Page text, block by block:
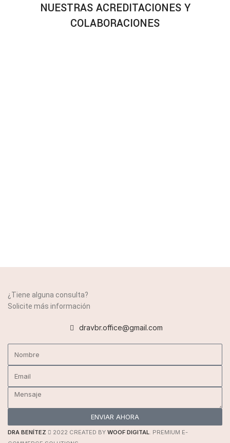
NUESTRAS ACREDITACIONES Y
COLABORACIONES
¿Tiene alguna consulta?
Solicite más información
dravbr.office@gmail.com
ENVIAR AHORA
DRA BENÍTEZ 2022 CREATED BY WOOF DIGITAL. PREMIUM E-